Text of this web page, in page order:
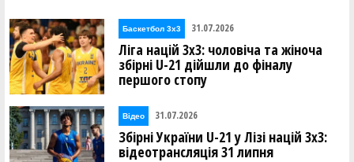
Баскетбол 3х3 31.07.2026
Ліга націй 3х3: чоловіча та жіноча
збірні U-21 дійшли до фіналу
першого стопу
Відео 31.07.2026
Збірні України U-21 у Лізі націй 3х3:
відеотрансляція 31 липня